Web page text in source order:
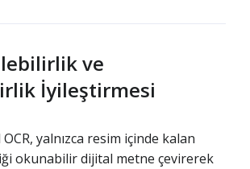
ve
İyileştirmesi
yalnızca resim içinde kalan
okunabilir dijital metne çevirerek